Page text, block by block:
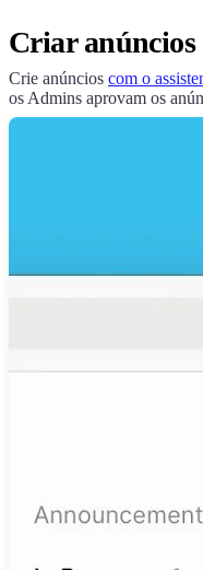
Criar anúncios
Crie anúncios com o
os Admins aprovam os